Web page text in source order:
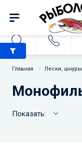
Главная Лески, шнуры
Показать: